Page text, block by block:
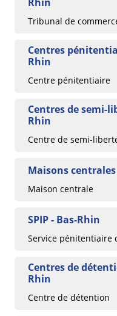
Tribunal de
Centres
Rhin
Centre pénitentiaire
Centres de semi-
Rhin
Centre de semi-
Maisons
Maison centrale
SPIP - Bas-Rhin
Service pénitentiaire
Centres de
Rhin
Centre de détention